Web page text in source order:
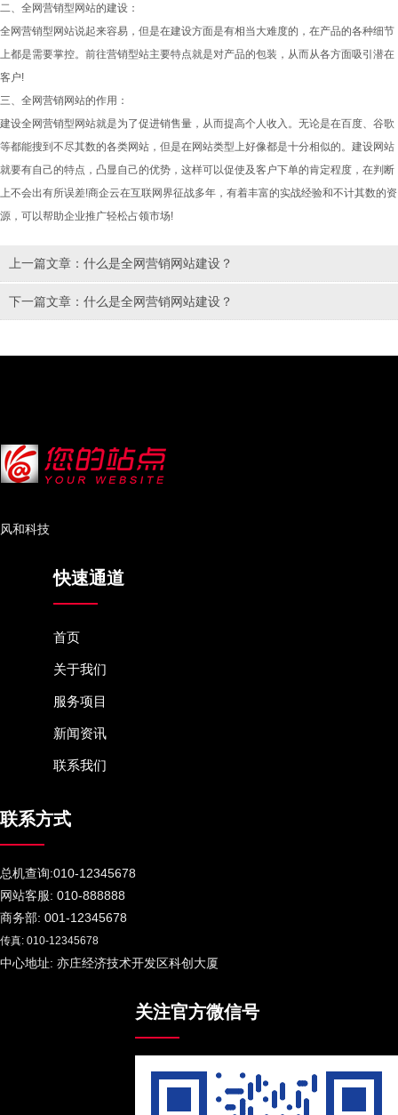
二、全网营销型网站的建设：
全网营销型网站说起来容易，但是在建设方面是有相当大难度的，在产品的各种细节
上都是需要掌控。前往营销型站主要特点就是对产品的包装，从而从各方面吸引潜在
客户!
三、全网营销网站的作用：
建设全网营销型网站就是为了促进销售量，从而提高个人收入。无论是在百度、谷歌
等都能搜到不尽其数的各类网站，但是在网站类型上好像都是十分相似的。建设网站
就要有自己的特点，凸显自己的优势，这样可以促使及客户下单的肯定程度，在判断
上不会出有所误差!商企云在互联网界征战多年，有着丰富的实战经验和不计其数的资
源，可以帮助企业推广轻松占领市场!
上一篇文章： 什么是全网营销网站建设？
下一篇文章： 什么是全网营销网站建设？
风和科技
快速通道
首页
关于我们
服务项目
新闻资讯
联系我们
联系方式
总机查询:010-12345678
网站客服: 010-888888
商务部: 001-12345678
传真: 010-12345678
中心地址: 亦庄经济技术开发区科创大厦
关注官方微信号